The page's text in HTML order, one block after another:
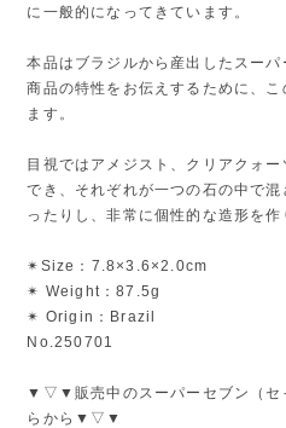
に一般的になってきています。
本品はブラジルから産出したスーパ
商品の特性をお伝えするために、
ます。
目視ではアメジスト、クリアクォ
でき、それぞれが一つの石の中で
ったりし、非常に個性的な造形を作
✴︎Size：7.8×3.6×2.0cm
✴︎ Weight：87.5g
✴︎ Origin：Brazil
No.250701
▼▽▼販売中のスーパーセブン（セ
らから▼▽▼